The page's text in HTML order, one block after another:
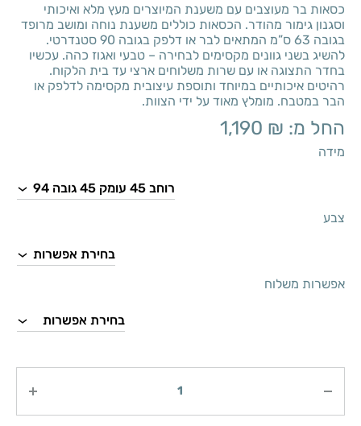
כסאות בר מעוצבים עם משענת המיוצרים מעץ מלא ואיכותי
וסגנון גימור מהודר. הכסאות כוללים משענת נוחה ומושב מרופד
בגובה 63 ס”מ המתאים לבר או דלפק בגובה 90 סטנדרטי.
להשיג בשני גוונים מקסימים לבחירה – טבעי ואגוז כהה. עכשיו
בחדר התצוגה או עם שרות משלוחים ארצי עד בית הלקוח.
רהיטים איכותיים במיוחד ותוספת עיצובית מקסימה לדלפק או
הבר במטבח. מומלץ מאוד על ידי הצוות.
החל מ: 1,190 ₪
מידה
צבע
אפשרות משלוח